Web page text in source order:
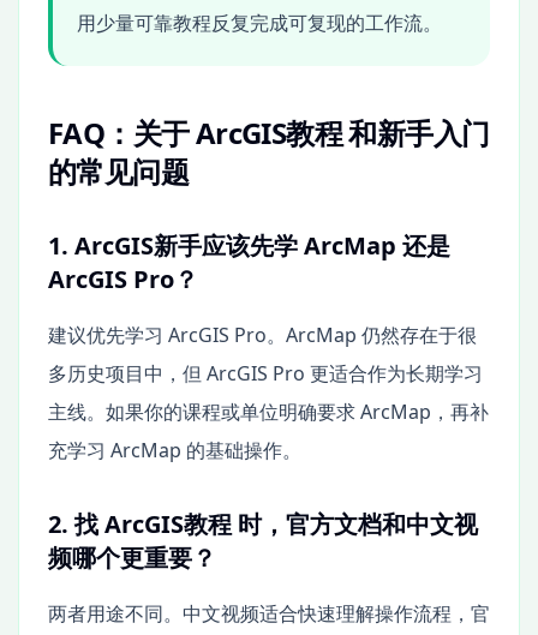
用少量可靠教程反复完成可复现的工作流。
FAQ：关于 ArcGIS教程 和新手入门
的常见问题
1. ArcGIS新手应该先学 ArcMap 还是
ArcGIS Pro？
建议优先学习 ArcGIS Pro。ArcMap 仍然存在于很
多历史项目中，但 ArcGIS Pro 更适合作为长期学习
主线。如果你的课程或单位明确要求 ArcMap，再补
充学习 ArcMap 的基础操作。
2. 找 ArcGIS教程 时，官方文档和中文视
频哪个更重要？
两者用途不同。中文视频适合快速理解操作流程，官